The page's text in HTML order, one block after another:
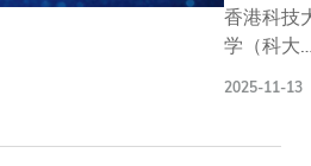
首席副
校长郭
毅可教
东集团
室及集成
与系统研
香港科技
学（科大
2025-11-13